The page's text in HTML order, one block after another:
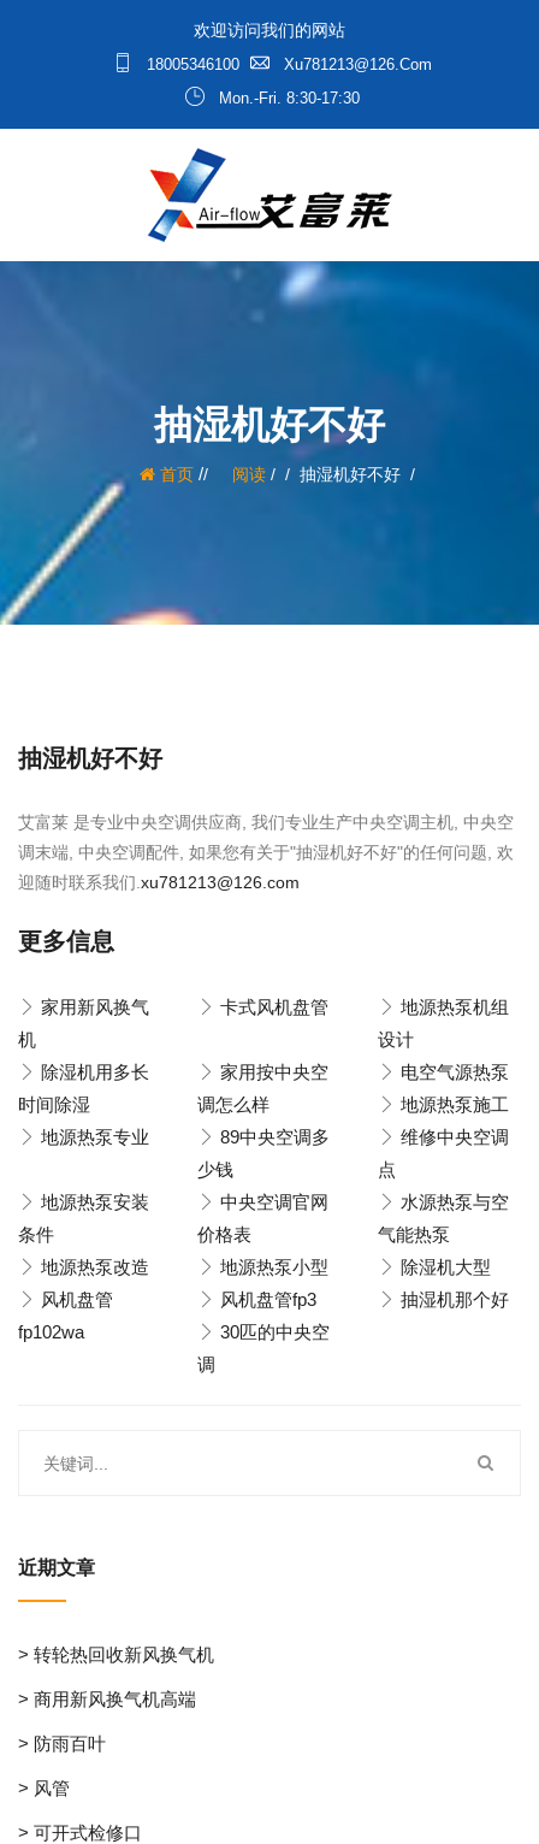
欢迎访问我们的网站
18005346100
Xu781213@126.com
Mon.-Fri. 8:30-17:30
抽湿机好不好
首页/ 阅读/ 抽湿机好不好
抽湿机好不好
艾富莱 是专业中央空调供应商, 我们专业生产中央空调主机, 中央空
调末端, 中央空调配件, 如果您有关于"抽湿机好不好"的任何问题, 欢
迎随时联系我们. xu781213@126.com
更多信息
家用新风换气
机
卡式风机盘管
地源热泵机组
设计
除湿机用多长
时间除湿
家用按中央空
调怎么样
电空气源热泵
地源热泵施工
地源热泵专业
89中央空调多
少钱
维修中央空调
点
地源热泵安装
条件
中央空调官网
价格表
水源热泵与空
气能热泵
地源热泵改造
地源热泵小型
除湿机大型
风机盘管
fp102wa
风机盘管fp3
抽湿机那个好
30匹的中央空
调
近期文章
> 转轮热回收新风换气机
> 商用新风换气机高端
> 防雨百叶
> 风管
> 可开式检修口